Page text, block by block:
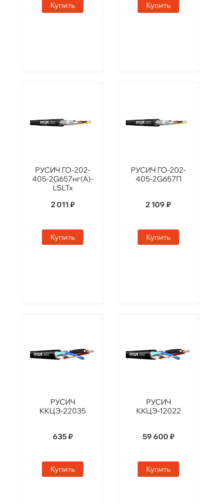
Купить Купить
РУСИЧ ГО-202-
405-2G657нг(А)-
LSLTx
2 011 ₽
Купить
РУСИЧ ГО-202-
405-2G657П
2 109 ₽
Купить
РУСИЧ
КKЦЭ-22035
635 ₽
Купить
РУСИЧ
ККЦЭ-12022
59 600 ₽
Купить